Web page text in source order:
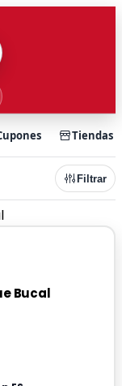
Tiendas
Filtrar
Bucal